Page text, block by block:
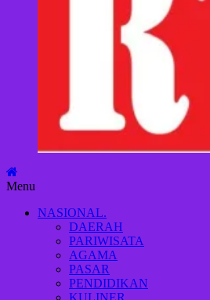
Menu
NASIONAL.
DAERAH
PARIWISATA
AGAMA
PASAR
PENDIDIKAN
KULINER